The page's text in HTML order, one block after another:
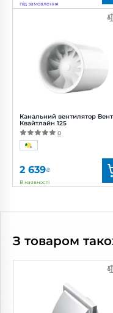
під замовлення
Діаметр:
Потужність:
Рівень
шуму:
Канальний вентилятор
Квайтлайн 125
0
2 639₴
В наявності
Артикул:
Потужність:
13
З товаром